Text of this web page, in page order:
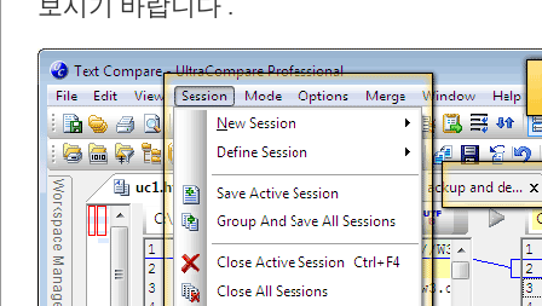
보시기 바랍니다 .